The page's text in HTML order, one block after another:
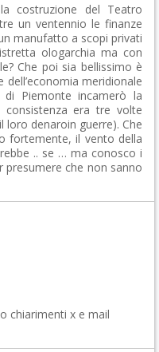
costruzione del Teatro
un ventennio le finanze
manufatto a scopi privati
ologarchia ma con
Che poi sia bellissimo è
dell’economia meridionale
Piemonte incamerò la
era tre volte
loro denaroin guerre). Che
fortemente, il vento della
.. se … ma conosco i
che non sanno
chiarimenti x e mail